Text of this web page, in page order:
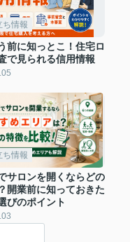
ち情報
前に知っとこ！住宅ロ
で見られる信用情報
ち情報
サロンを開くならどの
開業前に知っておきた
びのポイント